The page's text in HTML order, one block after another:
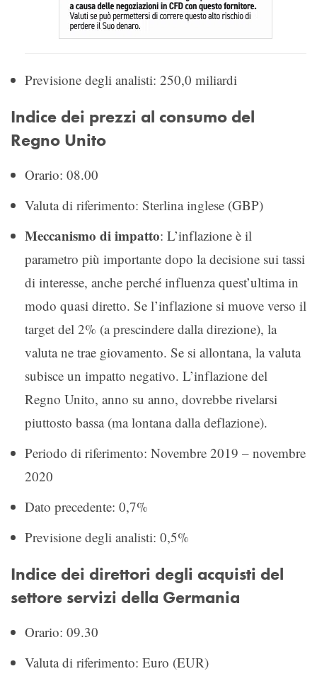
Previsione degli analisti: 250,0 miliardi
Indice dei prezzi al consumo del
Regno Unito
Orario: 08.00
Valuta di riferimento: Sterlina inglese (GBP)
Meccanismo di impatto: L’inflazione è il
parametro più importante dopo la decisione sui tassi
di interesse, anche perché influenza quest’ultima in
modo quasi diretto. Se l’inflazione si muove verso il
target del 2% (a prescindere dalla direzione), la
valuta ne trae giovamento. Se si allontana, la valuta
subisce un impatto negativo. L’inflazione del
Regno Unito, anno su anno, dovrebbe rivelarsi
piuttosto bassa (ma lontana dalla deflazione).
Periodo di riferimento: Novembre 2019 – novembre
2020
Dato precedente: 0,7%
Previsione degli analisti: 0,5%
Indice dei direttori degli acquisti del
settore servizi della Germania
Orario: 09.30
Valuta di riferimento: Euro (EUR)